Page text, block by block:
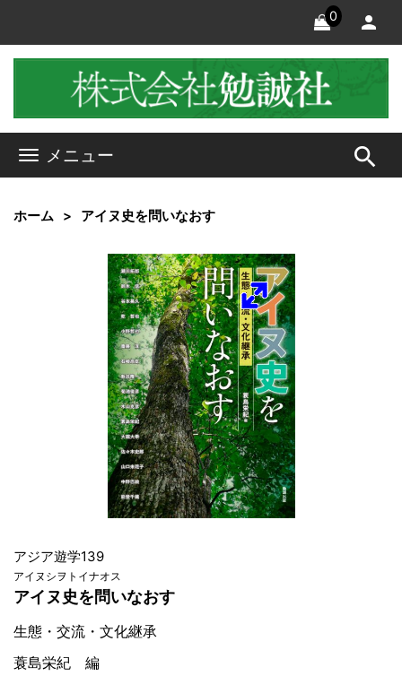
0
メニュー search
ホーム アイヌ史を問いなおす
アジア遊学139
アイヌシヲトイナオス
アイヌ史を問いなおす
生態・交流・文化継承
蓑島栄紀 編